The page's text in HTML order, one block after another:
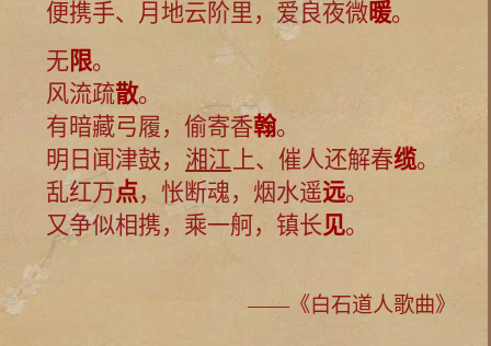
便携手、月地云阶里，爱良夜微暖。
无限。
风流疏散。
有暗藏弓履，偷寄香翰。
明日闻津鼓， 湘江 上、催人还解春缆。
乱红万点，怅断魂，烟水遥远。
又争似相携，乘一舸，镇长见。
——《白石道人歌曲》